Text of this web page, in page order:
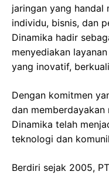
jaringan yang handal
individu, bisnis, dan
Dinamika hadir
menyediakan
yang inovatif,
Dengan komitmen
dan memberdayakan
Dinamika telah
teknologi dan
Berdiri sejak 2005,